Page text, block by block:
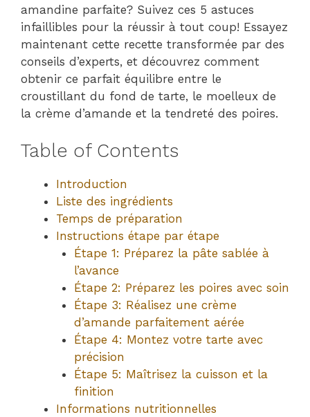
amandine parfaite? Suivez ces 5 astuces
infaillibles pour la réussir à tout coup! Essayez
maintenant cette recette transformée par des
conseils d’experts, et découvrez comment
obtenir ce parfait équilibre entre le
croustillant du fond de tarte, le moelleux de
la crème d’amande et la tendreté des poires.
Table of Contents
Introduction
Liste des ingrédients
Temps de préparation
Instructions étape par étape
Étape 1: Préparez la pâte sablée à
l’avance
Étape 2: Préparez les poires avec soin
Étape 3: Réalisez une crème
d’amande parfaitement aérée
Étape 4: Montez votre tarte avec
précision
Étape 5: Maîtrisez la cuisson et la
finition
Informations nutritionnelles